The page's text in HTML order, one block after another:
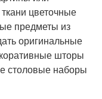
цветочные
предметы из
оригинальные
шторы
столовые наборы